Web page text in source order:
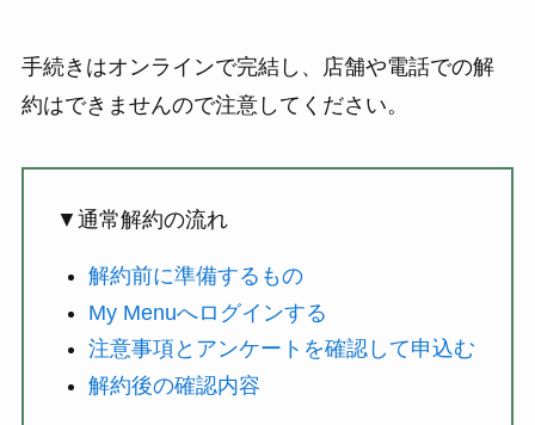
手続きはオンラインで完結し、店舗や電話での解
約はできませんので注意してください。
▼通常解約の流れ
解約前に準備するもの
My Menuへログインする
注意事項とアンケートを確認して申込む
解約後の確認内容